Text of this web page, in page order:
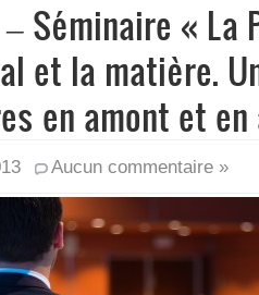
Séminaire « La
et la matière.
en amont et en
Aucun commentaire »